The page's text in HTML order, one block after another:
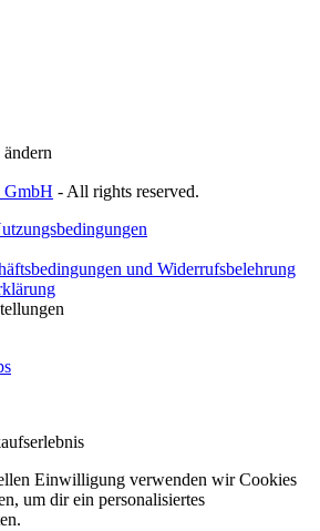
GmbH - All rights reserved.
und Widerrufsbelehrung
Einwilligung verwenden wir Cookies
um dir ein personalisiertes